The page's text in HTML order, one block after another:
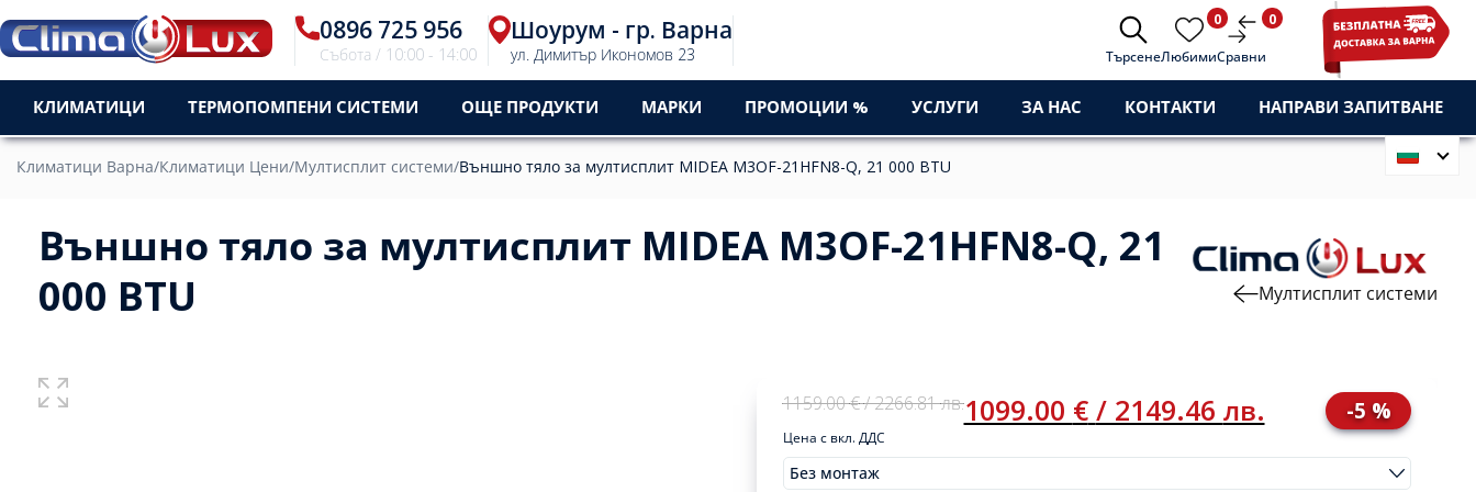
0896 725 956
Събота / 10:00 - 14:00
Шоурум - гр. Варна
ул. Димитър Икономов 23 ТърсенеЛюбими
0
Сравни
0
КЛИМАТИЦИ ТЕРМОПОМПЕНИ СИСТЕМИ ОЩЕ ПРОДУКТИ МАРКИ ПРОМОЦИИ % УСЛУГИ ЗА НАС КОНТАКТИ НАПРАВИ ЗАПИТВАНЕ
Климатици Варна/Климатици Цени/Мултисплит системи/Външно тяло за мултисплит MIDEA M3OF-21HFN8-Q, 21 000 BTU
Външно тяло за мултисплит MIDEA M3OF-21HFN8-Q, 21
000 BTU
Мултисплит системи
1159.00€/ 2266.81лв.
Original
was:
1159,00 €
1099.00 € / 2149.46 лв.
Current
is:
1099,00 €
-5 %
Цена с вкл. ДДС
Без монтаж
Монтажи
1159.00
Original1099.00
Current